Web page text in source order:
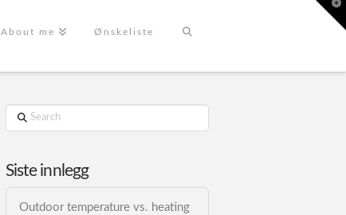
About me Ønskeliste
Search
Siste innlegg
Outdoor temperature vs. heating